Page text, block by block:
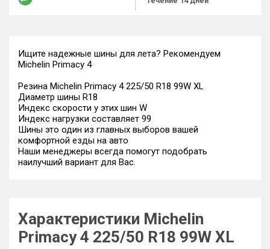
Ищите надежные шины для лета? Рекомендуем
Michelin Primacy 4
Резина Michelin Primacy 4 225/50 R18 99W XL
Диаметр шины R18
Индекс скорости у этих шин W
Индекс нагрузки составляет 99
Шины это один из главных выборов вашей
комфортной езды на авто
Наши менеджеры всегда помогут подобрать
наилучший вариант для Вас.
Характеристики Michelin
Primacy 4 225/50 R18 99W XL